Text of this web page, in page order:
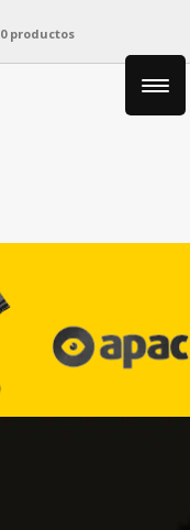
0 productos